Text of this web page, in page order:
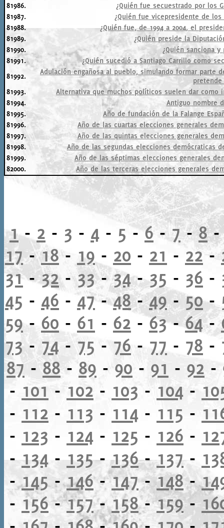
81986.
¿Quién fue secuestrado por los
81987.
¿Quién fue vicepresidente de los
81988.
¿Quién fue, de 1994 a 2004, el
81989.
¿Quién preside la
81990.
¿Quién sanciona
81991.
¿Quién sucedió a Santiago Carrillo como
81992.
Adulación engañosa al pueblo, simulando formar parte
81993.
Alternativa que muchos políticos suelen dar
81994.
Antiguo nombre
81995.
Año de fundación de la Falange
81996.
Año de las cuartas elecciones generales
81997.
Año de las quintas elecciones generales
81998.
Año de las segundas elecciones demócraticas
81999.
Año de las séptimas elecciones generales
82000.
Año de las terceras elecciones generales
1- 2 - 3 - 4 - 5-6-7-8
17-18- 19 - 20 - 21 - 22 -
31-32-33-34-35 - 36 -
45 - 46 - 47-48-49 -50-
59- 60 - 61 - 62 -63-64-
73-74 - 75 - 76 - 77 - 78 -
87 -88-89 - 90 - 91 - 92 -
- 101 - 102 - 103 - 104 -
- 112 - 113 - 114 - 115 -
- 123 - 124 - 125 - 126 -
-134 - 135-136-137-
-145-146-147-148-
- 156-157-158-159-